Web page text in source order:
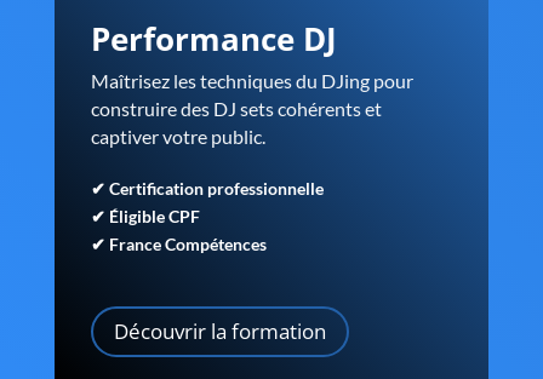
Performance DJ
Maîtrisez les techniques du DJing pour
construire des DJ sets cohérents et
captiver votre public.
✔ Certification professionnelle
✔ Éligible CPF
✔ France Compétences
Découvrir la formation